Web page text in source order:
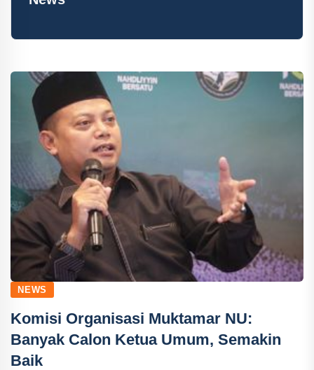
NEWS
Komisi Organisasi Muktamar NU:
Banyak Calon Ketua Umum, Semakin
Baik